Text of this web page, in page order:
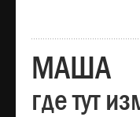
МАША
где тут